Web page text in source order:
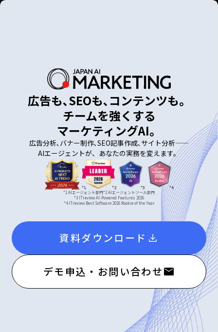
広告も､SEOも､コンテンツも。
チームを強くする
マーケティングAI。
広告分析､バナー制作､SEO記事作成､サイト分析——
AIエージェントが、あなたの実務を変えます。
*1 *2 *3 *4
*1 AIエージェント部門*2AIエージェントツール部門
*3 ITreview AI-Powered Features 2026
*4 ITreview Best Software 2026 Rookie of the Year
デモ申込・お問い合わせ
資料ダウンロード